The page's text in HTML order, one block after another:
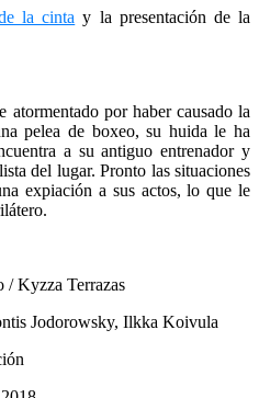
la cinta y la presentación de la
por haber causado la
pelea de boxeo, su huida le ha
a su antiguo entrenador y
del lugar. Pronto las situaciones
expiación a sus actos, lo que le
/ Kyzza Terrazas
Jodorowsky, Ilkka Koivula